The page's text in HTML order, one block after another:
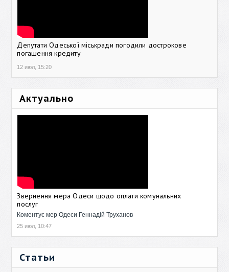
Депутати Одеської міськради погодили дострокове
погашення кредиту
12 июл, 15:20
Актуально
Звернення мера Одеси щодо оплати комунальних
послуг
Коментує мер Одеси Геннадій Труханов
25 июл, 10:47
Статьи